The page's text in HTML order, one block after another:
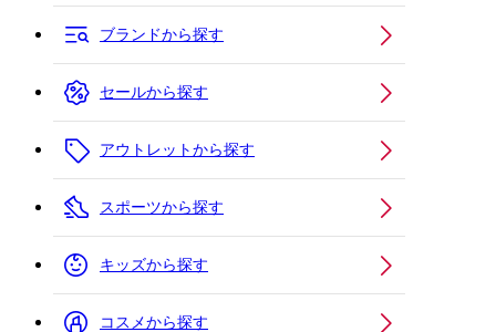
ブランドから探す
セールから探す
アウトレットから探す
スポーツから探す
キッズから探す
コスメから探す